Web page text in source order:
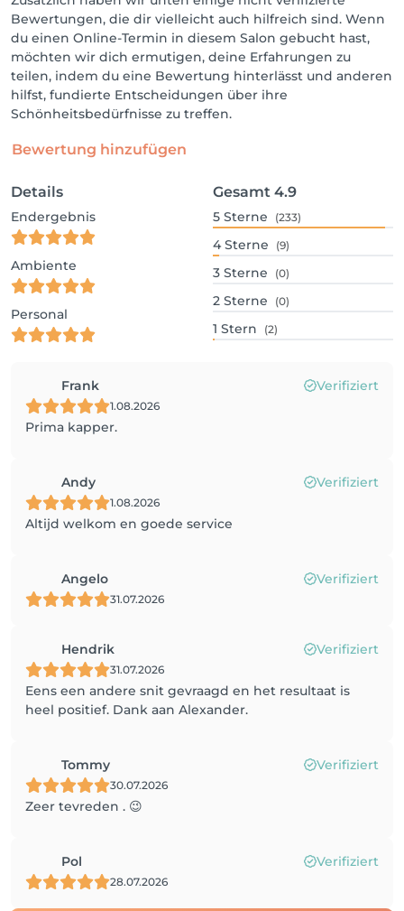
Bewertungen, die dir vielleicht auch hilfreich sind. Wenn
du einen Online-Termin in diesem Salon gebucht hast,
möchten wir dich ermutigen, deine Erfahrungen zu
teilen, indem du eine Bewertung hinterlässt und anderen
hilfst, fundierte Entscheidungen über ihre
Schönheitsbedürfnisse zu treffen.
Bewertung hinzufügen
Details
Endergebnis
Ambiente
Personal
Gesamt 4.9
5 Sterne (233)
4 Sterne (9)
3 Sterne (0)
2 Sterne (0)
1 Stern (2)
Frank Verifiziert
1.08.2026
Prima kapper.
Andy Verifiziert
1.08.2026
Altijd welkom en goede service
Angelo Verifiziert
31.07.2026
Hendrik Verifiziert
31.07.2026
Eens een andere snit gevraagd en het resultaat is
heel positief. Dank aan Alexander.
Tommy Verifiziert
30.07.2026
Zeer tevreden . 😉
Pol Verifiziert
28.07.2026